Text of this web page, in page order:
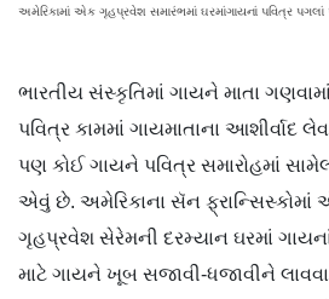
અમેરિકામાં એક ગૃહપ્રવેશ સમારંભમાં ઘરમાંગાયનાં પવિત્ર પગલાં
ભારતીય સંસ્કૃતિમાં ગાયને માતા
પવિત્ર કામમાં ગાયમાતાના આશીર્વાદ
પણ કોઈ ગાયને પવિત્ર સમારોહમાં
એવું છે. અમેરિકાના સૅન ફ્રાન્સિસ્કોમાં
ગૃહપ્રવેશ સેરેમની દરમ્યાન ઘરમાં
માટે ગાયને ખૂબ સજાવી-ધજાવીને